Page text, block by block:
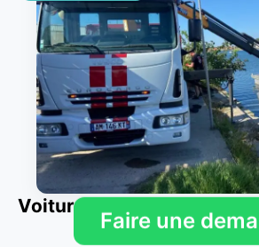
Voiture inondée :
obligatoire
Faire une